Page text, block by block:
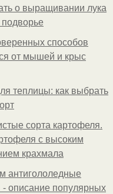
о выращивании лука
способов
от мышей и крыс
теплицы: как выбрать
сорта картофеля.
с высоким
крахмала
антигололедные
- описание популярных